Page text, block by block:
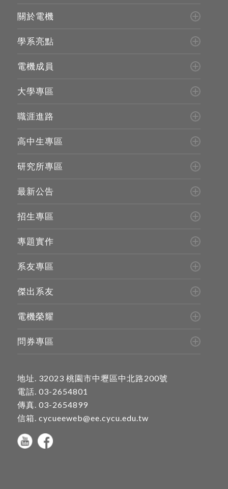
關於電機
學系亮點
電機成員
大學專區
職涯進路
高中生專區
研究所專區
最新公告
招生專區
專題實作
系友專區
傑出系友
電機榮耀
問券專區
地址. 32023 桃園市中壢區中北路200號
電話. 03-2654801
傳真. 03-2654899
信箱. cycueeweb@ee.cycu.edu.tw